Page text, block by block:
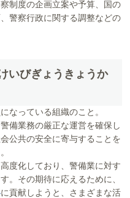
制度の企画立案や予算、国の
警察行政に関する調整などの
いびぎょうきょうか
なっている組織のこと。
備業務の厳正な運営を確保し
公共の安全に寄与することを
度化しており、警備業に対す
。その期待に応えるために、
に貢献しようと、さまざまな活